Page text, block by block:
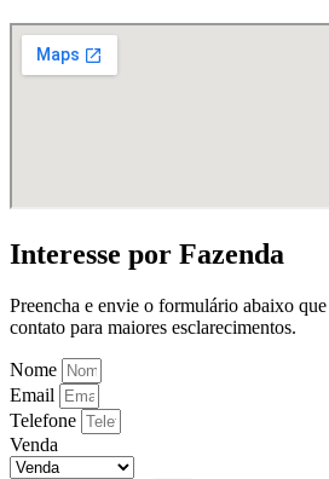
Interesse por Fazenda
Preencha e envie o formulário abaixo
contato para maiores esclarecimentos.
Nome
Email
Telefone
Venda